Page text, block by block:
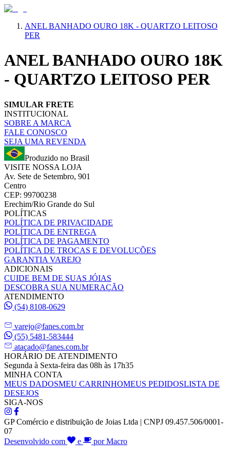
ANEL BANHADO OURO 18K - QUARTZO LEITOSO
PER
ANEL BANHADO OURO 18K
- QUARTZO LEITOSO PER
SIMULAR FRETE
INSTITUCIONAL
SOBRE A MARCA
FALE CONOSCO
SEJA UMA REVENDA
Produzido no Brasil
VISITE NOSSA LOJA
Av. Sete de Setembro, 901
Centro
CEP: 99700238
Erechim/Rio Grande do Sul
POLÍTICAS
POLÍTICA DE PRIVACIDADE
POLÍTICA DE ENTREGA
POLÍTICA DE PAGAMENTO
POLÍTICA DE TROCAS E DEVOLUÇÕES
GARANTIA VAREJO
ADICIONAIS
CUIDE BEM DE SUAS JÓIAS
DESCOBRA SUA NUMERAÇÃO
ATENDIMENTO
(54) 8108-0629
varejo@fanes.com.br
(55) 5481-583444
atacado@fanes.com.br
HORÁRIO DE ATENDIMENTO
Segunda à Sexta-feira das 08h às 17h35
MINHA CONTA
MEUS DADOSMEU CARRINHOMEUS PEDIDOSLISTA DE
DESEJOS
SIGA-NOS
GP Comércio e distribuição de Joias Ltda | CNPJ 09.457.506/0001-
07
Desenvolvido com
e por Macro